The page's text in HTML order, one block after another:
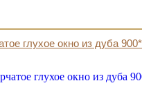
глухое окно из дуба